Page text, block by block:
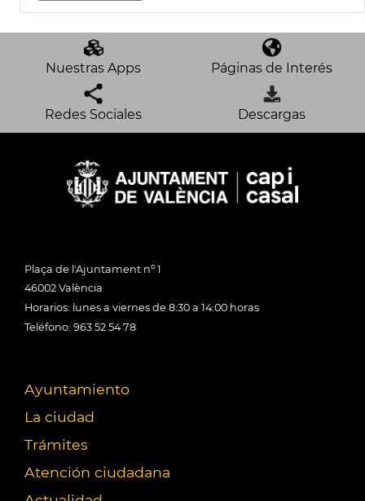
Nuestras Apps Páginas de Interés
Redes Sociales Descargas
Plaça de l'Ajuntament nº 1
46002 València
Horarios: lunes a viernes de 8:30 a 14:00 horas
Teléfono: 963 52 54 78
Ayuntamiento
La ciudad
Trámites
Atención ciudadana